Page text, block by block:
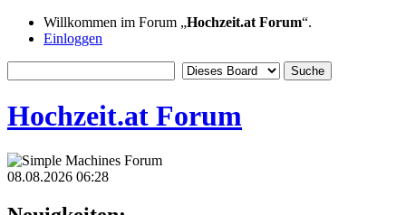
Willkommen im Forum „Hochzeit.at Forum“.
Einloggen
Hochzeit.at Forum
08.08.2026 06:28